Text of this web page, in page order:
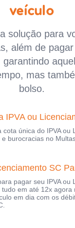
veículo
solução para
além de
garantindo
mas
bolso.
IPVA ou
cota única do IPVA ou
e burocracias no
SC
pagar seu IPVA ou
tudo em até 12x agora
em dia com os